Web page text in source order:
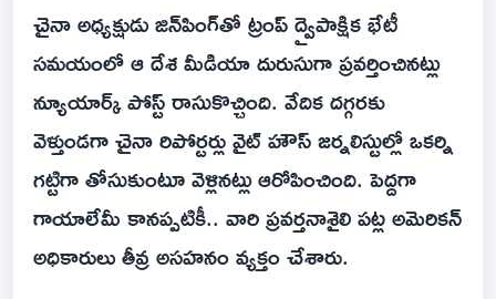
చైనా అధ్యక్షుడు జిన్‌పింగ్‌తో ట్రంప్ ద్వైపాక్షిక భేటీ
సమయంలో ఆ దేశ మీడియా దురుసుగా ప్రవర్తించినట్లు
న్యూయార్క్ పోస్ట్ రాసుకొచ్చింది. వేదిక దగ్గరకు
వెళ్తుండగా చైనా రిపోర్టర్లు వైట్ హౌస్ జర్నలిస్టుల్లో ఒకర్ని
గట్టిగా తోసుకుంటూ వెళ్లినట్లు ఆరోపించింది. పెద్దగా
గాయాలేమీ కానప్పటికీ.. వారి ప్రవర్తనాశైలి పట్ల అమెరికన్
అధికారులు తీవ్ర అసహనం వ్యక్తం చేశారు.